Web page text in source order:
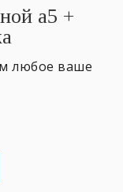
а5 +
любое ваше